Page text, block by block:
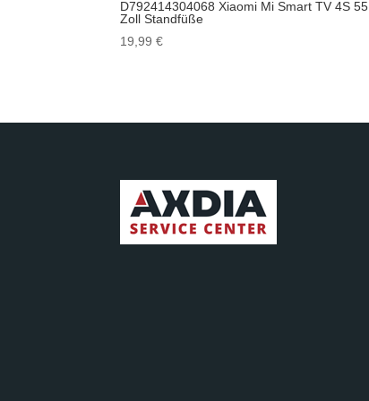
D792414304068 Xiaomi Mi Smart TV 4S 55
Zoll Standfüße
19,99€